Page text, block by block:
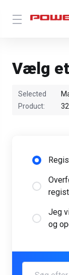
Vælg
Selected
Product:
Jeg
og